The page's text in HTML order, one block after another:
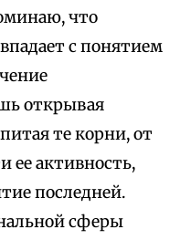
что
с понятием
открывая
те корни, от
ее активность,
последней.
сферы